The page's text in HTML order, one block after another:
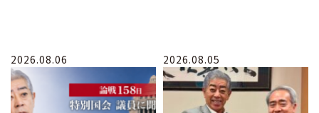
2026.08.06 2026.08.05